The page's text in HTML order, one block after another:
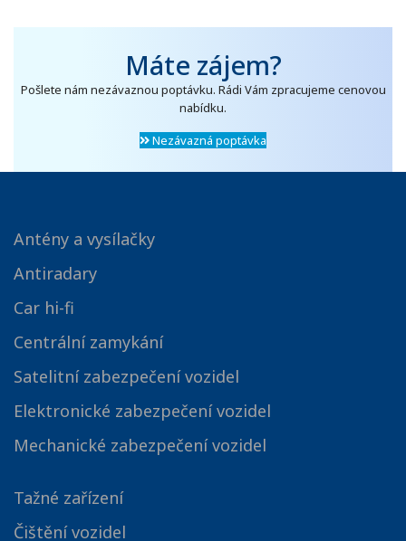
Máte zájem?
Pošlete nám nezávaznou poptávku. Rádi Vám zpracujeme cenovou
nabídku.
Nezávazná poptávka
Antény a vysílačky
Antiradary
Car hi-fi
Centrální zamykání
Satelitní zabezpečení vozidel
Elektronické zabezpečení vozidel
Mechanické zabezpečení vozidel
Tažné zařízení
Čištění vozidel